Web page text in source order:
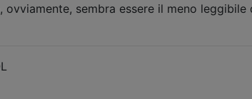
sembra essere il meno leggibile